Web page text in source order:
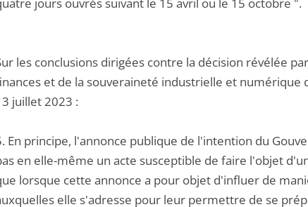
jours ouvrés suivant le 15 avril ou le 15 octobre ".
les conclusions dirigées contre la décision révélée
et de la souveraineté industrielle et numérique
juillet 2023 :
En principe, l'annonce publique de l'intention du
en elle-même un acte susceptible de faire l'objet
lorsque cette annonce a pour objet d'influer de
elle s'adresse pour leur permettre de se